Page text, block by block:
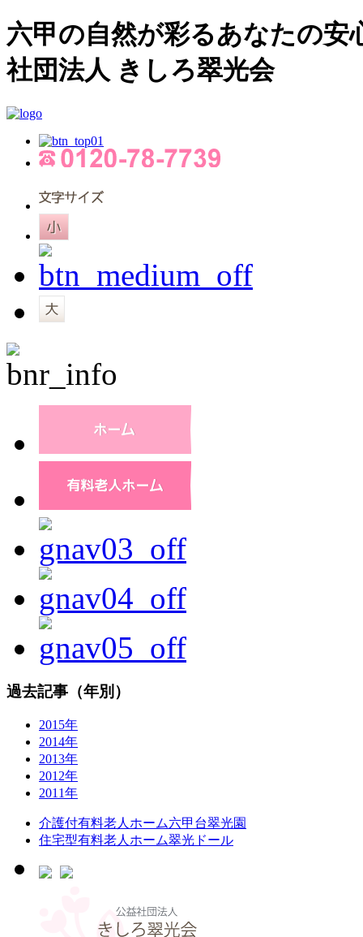
六甲の自然が彩るあなたの
社団法人 きしろ翠光会
過去記事（年別）
2015年
2014年
2013年
2012年
2011年
介護付有料老人ホーム六甲台翠光園
住宅型有料老人ホーム翠光ドール